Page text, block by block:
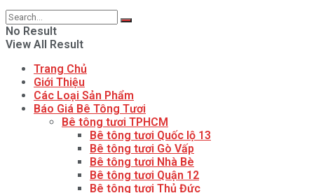
No Result
View All Result
Trang Chủ
Giới Thiệu
Các Loại Sản Phẩm
Báo Giá Bê Tông Tươi
Bê tông tươi TPHCM
Bê tông tươi Quốc lộ 13
Bê tông tươi Gò Vấp
Bê tông tươi Nhà Bè
Bê tông tươi Quận 12
Bê tông tươi Thủ Đức